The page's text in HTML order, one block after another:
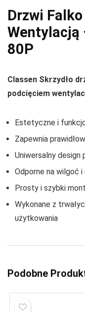
Drzwi
Wentylacją
80P
Classen Skrzydło
podcięciem
Estetyczne i
Zapewnia
Uniwersalny design
Odporne na wilgoć
Prosty i szybki
Wykonane z
użytkowania
Podobne